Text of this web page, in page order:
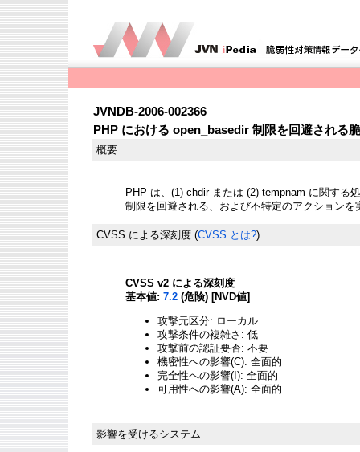
JVNDB-2006-002366
PHP における open_basedir 制限を回避される
概要
PHP は、(1) chdir または (2) tempnam に関する
制限を回避される、および不特定のアクション
CVSS による深刻度 (CVSS とは?)
CVSS v2 による深刻度
基本値: 7.2 (危険) [NVD値]
攻撃元区分: ローカル
攻撃条件の複雑さ: 低
攻撃前の認証要否: 不要
機密性への影響(C): 全面的
完全性への影響(I): 全面的
可用性への影響(A): 全面的
影響を受けるシステム